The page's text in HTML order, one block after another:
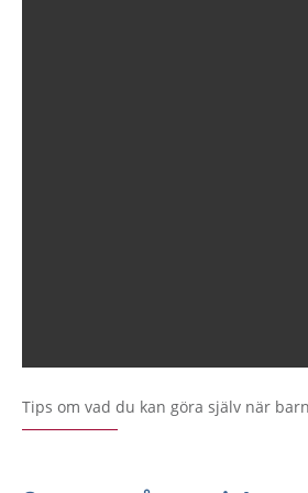
Tips om vad du kan göra själv när